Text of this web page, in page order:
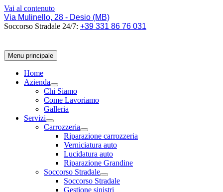
Vai al contenuto
Via Mulinello, 28 - Desio (MB)
Soccorso Stradale 24/7: +39 331 86 76 031
Menu principale
Home
Azienda
Chi Siamo
Come Lavoriamo
Galleria
Servizi
Carrozzeria
Riparazione carrozzeria
Verniciatura auto
Lucidatura auto
Riparazione Grandine
Soccorso Stradale
Soccorso Stradale
Gestione sinistri